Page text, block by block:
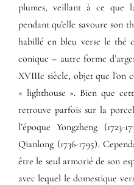
plumes, veillant à ce que
pendant qu’elle savoure son
habillé en bleu verse le thé
conique – autre forme
XVIIIe siècle, objet que l’on
« lighthouse ». Bien que
retrouve parfois sur la
l’époque Yongzheng
Qianlong (1736-1795).
être le seul armorié de son
avec lequel le domestique